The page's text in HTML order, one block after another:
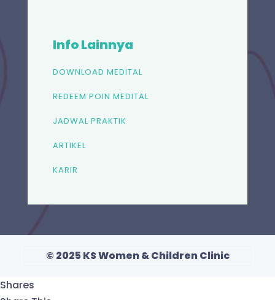
Info Lainnya
DOWNLOAD MEDITAL
REDEEM POIN MEDITAL
JADWAL PRAKTIK
ARTIKEL
KARIR
© 2025 KS Women & Children Clinic
Shares